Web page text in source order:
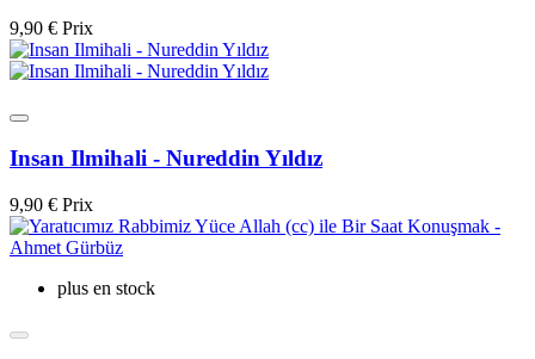
9,90 € Prix
Insan Ilmihali - Nureddin Yıldız
9,90 € Prix
plus en stock